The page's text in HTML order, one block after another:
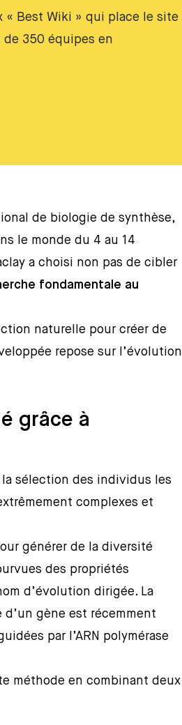
« Best Wiki » qui place le site
350 équipes en
de biologie de synthèse,
le monde du 4 au 14
a choisi non pas de cibler
fondamentale au
naturelle pour créer de
repose sur l’évolution
grâce à
sélection des individus les
complexes et
générer de la diversité
des propriétés
d’évolution dirigée. La
gène est récemment
par l’ARN polymérase
méthode en combinant deux